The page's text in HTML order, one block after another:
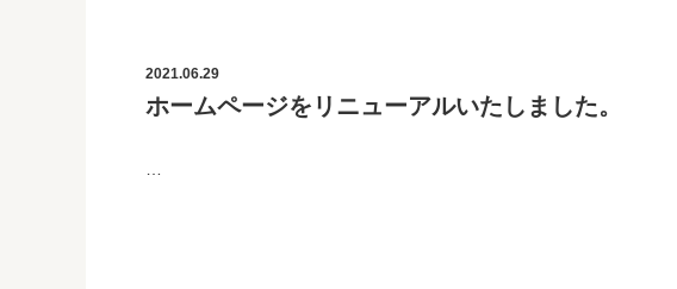
2021.06.29
ホームページをリニューアルいたしました。